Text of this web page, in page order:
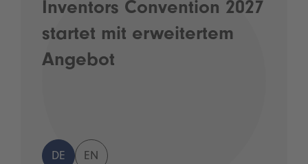
Inventors Convention 2027
startet mit erweitertem
Angebot
DE EN